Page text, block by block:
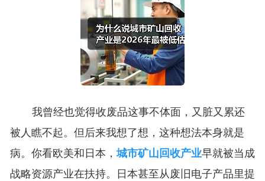
我曾经也觉得收废品这事不体面，又脏又累还
被人瞧不起。但后来我想了想，这种想法本身就是
病。你看欧美和日本，城市矿山回收产业早就被当成
战略资源产业在扶持。日本甚至从废旧电子产品里提